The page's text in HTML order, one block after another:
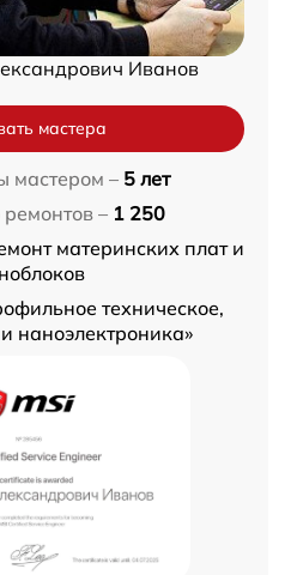
Иванов
мастера
мастером – 5 лет
– 1 250
материнских плат и
техническое,
наноэлектроника»